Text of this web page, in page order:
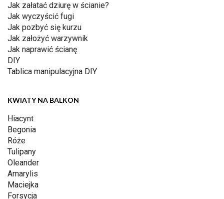
Jak załatać dziurę w ścianie?
Jak wyczyścić fugi
Jak pozbyć się kurzu
Jak założyć warzywnik
Jak naprawić ścianę
DIY
Tablica manipulacyjna DIY
KWIATY NA BALKON
Hiacynt
Begonia
Róże
Tulipany
Oleander
Amarylis
Maciejka
Forsycja